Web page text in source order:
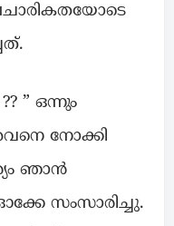
” ഒന്നും
നോക്കി
ഞാൻ
സംസാരിച്ചു.